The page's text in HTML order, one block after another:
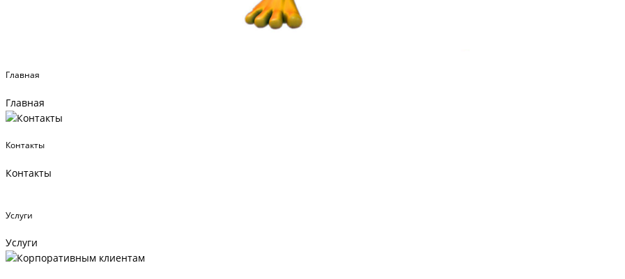
Главная
Главная
Контакты
Контакты
Услуги
Услуги